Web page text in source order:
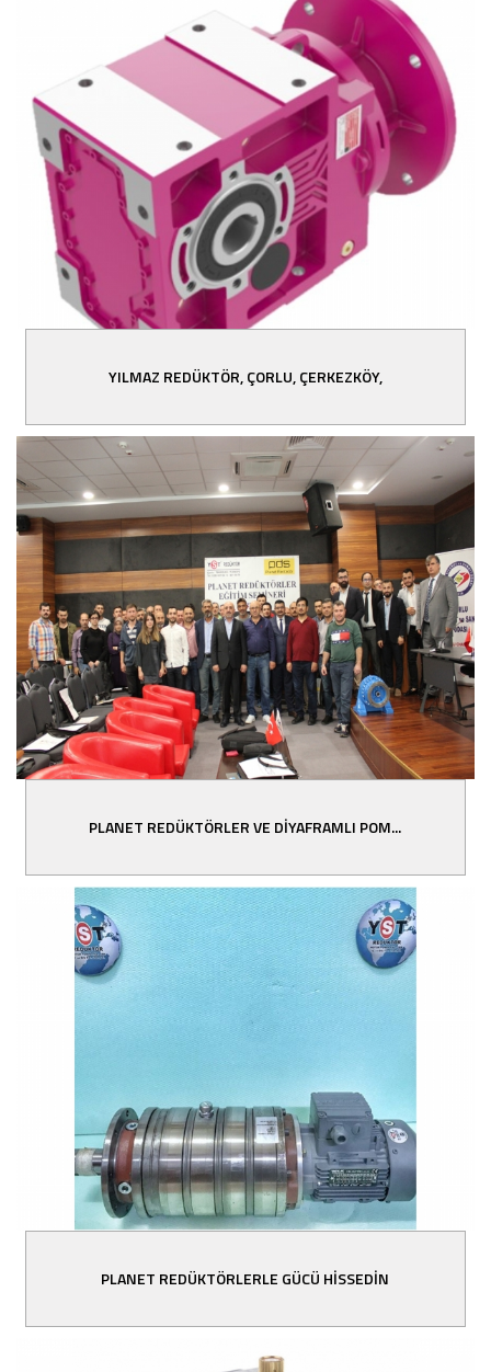
YILMAZ REDÜKTÖR, ÇORLU, ÇERKEZKÖY,
PLANET REDÜKTÖRLER VE DİYAFRAMLI POM...
PLANET REDÜKTÖRLERLE GÜCÜ HİSSEDİN